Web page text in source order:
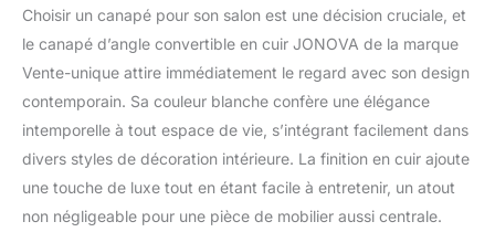
Couchage : L126 x l59.
Blanc Hauteur d'assise :
d'assise :56 cm &
Garnissage d'assise
:Mousse polyuréthane
haute résilience Cuir de
Accoudoirs ajustables,
Praticité et simplicité du
Choisir un canapé pour son salon est une décision cruciale, et
le canapé d’angle convertible en cuir JONOVA de la marque
Vente-unique attire immédiatement le regard avec son design
contemporain. Sa couleur blanche confère une élégance
intemporelle à tout espace de vie, s’intégrant facilement dans
divers styles de décoration intérieure. La finition en cuir ajoute
une touche de luxe tout en étant facile à entretenir, un atout
non négligeable pour une pièce de mobilier aussi centrale.